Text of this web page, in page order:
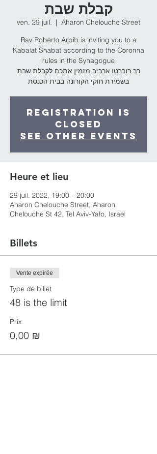
קבלת שבת
ven. 29 juil.
  |
Aharon Chelouche Street
Rav Roberto Arbib is inviting you to a
Kabalat Shabat according to the Coronna
rules in the Synagogue
רב רוברטו ארביב מזמין אתכם לקבלת שבת
בשמירת חוקי הקורונה בבית הכנסת
Registration is
Closed
See other events
Heure et lieu
29 juil. 2022, 19:00 – 20:00
Aharon Chelouche Street, Aharon
Chelouche St 42, Tel Aviv-Yafo, Israel
Billets
Vente expirée
Type de billet
48 is the limit
Prix
0,00 ₪